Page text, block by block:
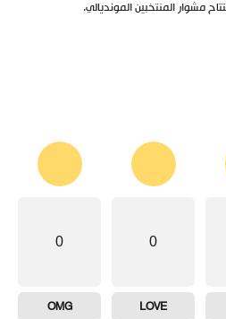
مشوار المنتخبين المونديالي.
0
LOVE
0
OMG